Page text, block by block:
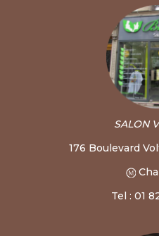
SALON
176 Boulevard
Tel : 01